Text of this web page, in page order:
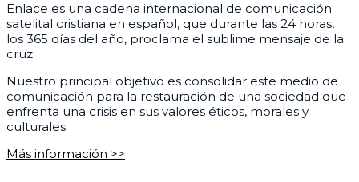
Enlace es una cadena internacional de comunicación
satelital cristiana en español, que durante las 24 horas,
los 365 días del año, proclama el sublime mensaje de la
cruz.
Nuestro principal objetivo es consolidar este medio de
comunicación para la restauración de una sociedad que
enfrenta una crisis en sus valores éticos, morales y
culturales.
Más información >>